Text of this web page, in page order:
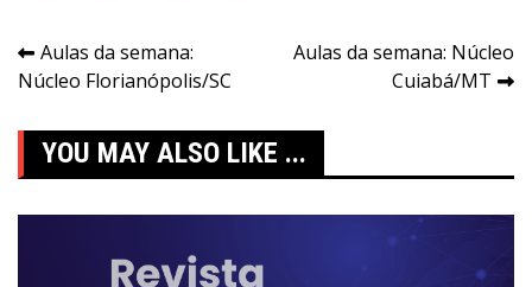
Navegação
de
Post
Aulas da semana:
Núcleo Florianópolis/SC
Aulas da semana: Núcleo
Cuiabá/MT
YOU MAY ALSO LIKE ...